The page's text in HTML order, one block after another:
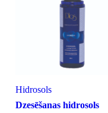
Hidrosols
Dzesēšanas hidrosols